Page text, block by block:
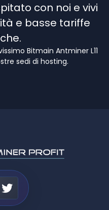
con noi e vivi
e basse tariffe
Bitmain Antminer L11
sedi di hosting.